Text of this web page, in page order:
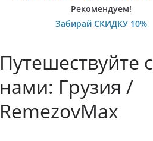
Рекомендуем!
Забирай СКИДКУ 10%
Путешествуйте с
нами: Грузия /
RemezovMax